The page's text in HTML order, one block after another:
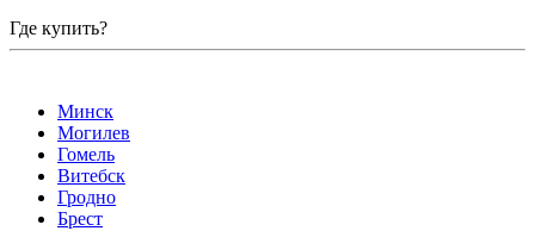
Где купить?
Минск
Могилев
Гомель
Витебск
Гродно
Брест